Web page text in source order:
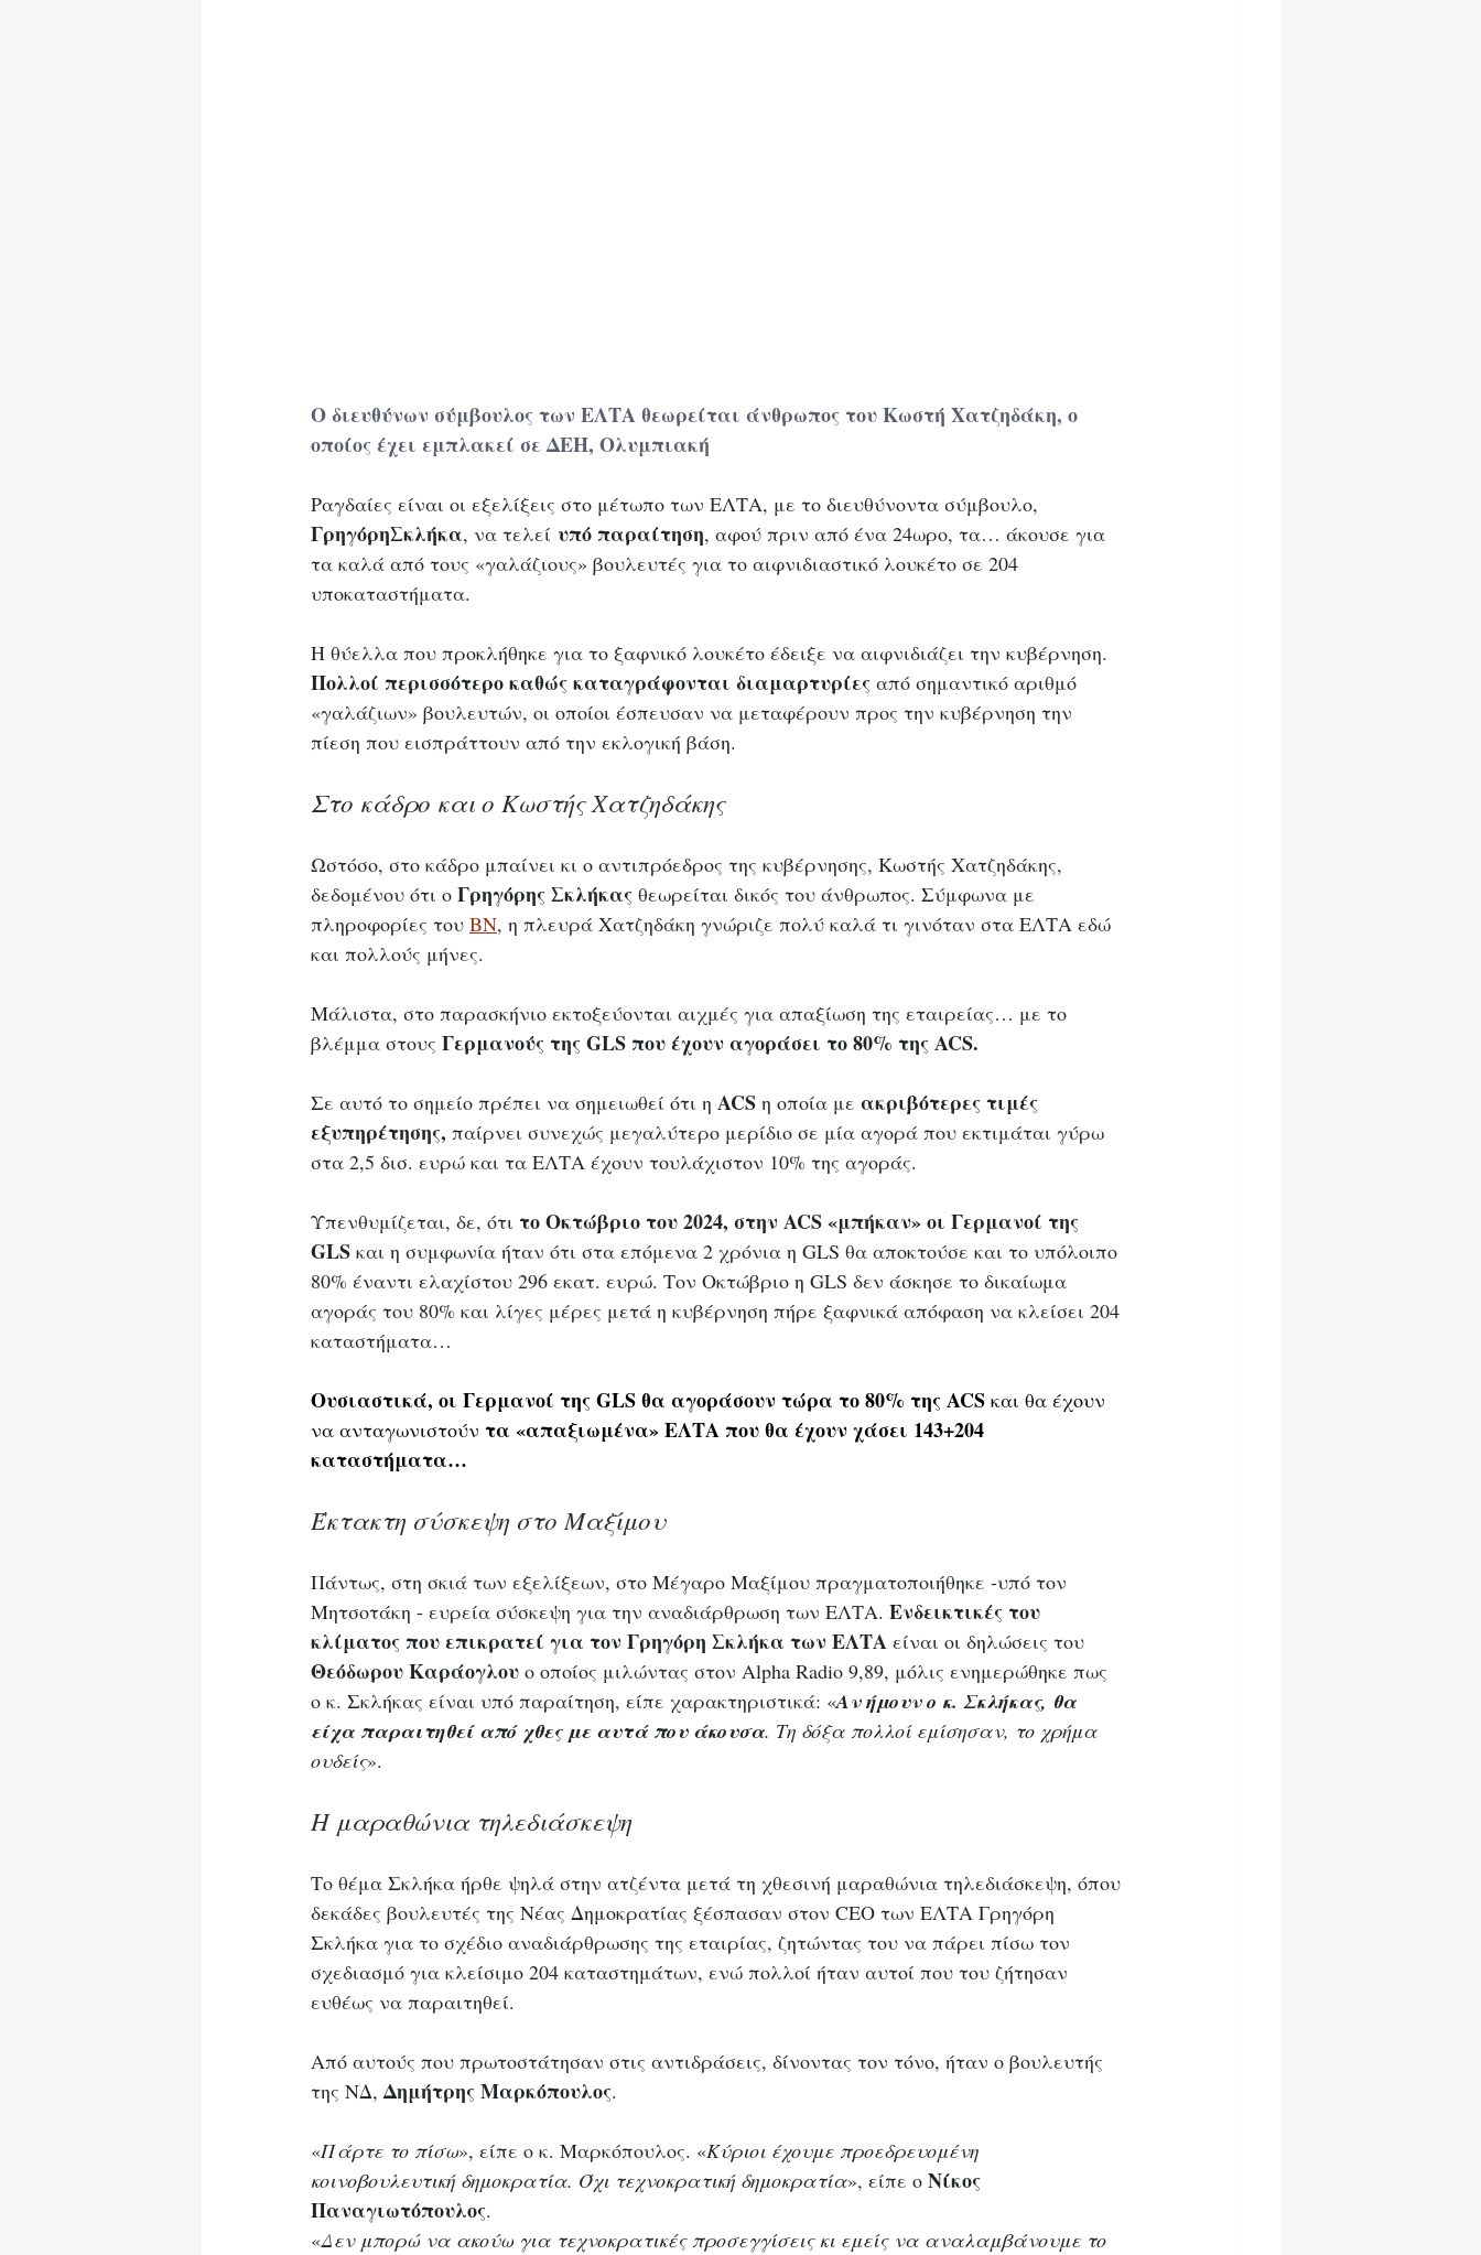
Ο διευθύνων σύμβουλος των ΕΛΤΑ θεωρείται άνθρωπος του Κωστή Χατζηδάκη, ο
οποίος έχει εμπλακεί σε ΔΕΗ, Ολυμπιακή
Ραγδαίες είναι οι εξελίξεις στο μέτωπο των ΕΛΤΑ, με το διευθύνοντα σύμβουλο,
ΓρηγόρηΣκλήκα, να τελεί υπόπαραίτηση, αφού πριν από ένα 24ωρο, τα… άκουσε για
τα καλά από τους «γαλάζιους» βουλευτές για το αιφνιδιαστικό λουκέτο σε 204
υποκαταστήματα.
Η θύελλα που προκλήθηκε για το ξαφνικό λουκέτο έδειξε να αιφνιδιάζει την κυβέρνηση.
Πολλοί περισσότερο καθώς καταγράφονται διαμαρτυρίες από σημαντικό αριθμό
«γαλάζιων» βουλευτών, οι οποίοι έσπευσαν να μεταφέρουν προς την κυβέρνηση την
πίεση που εισπράττουν από την εκλογική βάση.
Στο κάδρο και ο Κωστής Χατζηδάκης
Ωστόσο, στο κάδρο μπαίνει κι ο αντιπρόεδρος της κυβέρνησης, Κωστής Χατζηδάκης,
δεδομένου ότι ο ΓρηγόρηςΣκλήκας θεωρείται δικός του άνθρωπος. Σύμφωνα με
πληροφορίες του ΒΝ, η πλευρά Χατζηδάκη γνώριζε πολύ καλά τι γινόταν στα ΕΛΤΑ εδώ
και πολλούς μήνες.
Μάλιστα, στο παρασκήνιο εκτοξεύονται αιχμές για απαξίωση της εταιρείας… με το
βλέμμα στους Γερμανούς της GLS που έχουν αγοράσει το 80% της ACS.
Σε αυτό το σημείο πρέπει να σημειωθεί ότι η ACS η οποία με ακριβότερες τιμές
εξυπηρέτησης, παίρνει συνεχώς μεγαλύτερο μερίδιο σε μία αγορά που εκτιμάται γύρω
στα 2,5 δισ. ευρώ και τα ΕΛΤΑ έχουν τουλάχιστον 10% της αγοράς.
Υπενθυμίζεται, δε, ότι το Οκτώβριο του 2024, στην ACS«μπήκαν» οι Γερμανοί της
GLS και η συμφωνία ήταν ότι στα επόμενα 2 χρόνια η GLS θα αποκτούσε και το υπόλοιπο
80% έναντι ελαχίστου 296 εκατ. ευρώ. Τον Οκτώβριο η GLS δεν άσκησε το δικαίωμα
αγοράς του 80% και λίγες μέρες μετά η κυβέρνηση πήρε ξαφνικά απόφαση να κλείσει 204
καταστήματα…
Ουσιαστικά, οι Γερμανοί της GLS θα αγοράσουν τώρα το 80% της ACS και θα έχουν
να ανταγωνιστούν τα «απαξιωμένα» ΕΛΤΑ που θα έχουν χάσει 143+204
καταστήματα…
Έκτακτη σύσκεψη στο Μαξίμου
Πάντως, στη σκιά των εξελίξεων, στο Μέγαρο Μαξίμου πραγματοποιήθηκε -υπό τον
Μητσοτάκη - ευρεία σύσκεψη για την αναδιάρθρωση των ΕΛΤΑ. Ενδεικτικές του
κλίματος που επικρατεί για τον Γρηγόρη Σκλήκα των ΕΛΤΑ είναι οι δηλώσεις του
Θεόδωρου Καράογλου ο οποίος μιλώντας στον Alpha Radio 9,89, μόλις ενημερώθηκε πως
ο κ. Σκλήκας είναι υπό παραίτηση, είπε χαρακτηριστικά: «Αν ήμουν ο κ. Σκλήκας, θα
είχα παραιτηθεί από χθες με αυτά που άκουσα. Τη δόξα πολλοί εμίσησαν, το χρήμα
ουδείς».
Η μαραθώνια τηλεδιάσκεψη
Το θέμα Σκλήκα ήρθε ψηλά στην ατζέντα μετά τη χθεσινή μαραθώνια τηλεδιάσκεψη, όπου
δεκάδες βουλευτές της Νέας Δημοκρατίας ξέσπασαν στον CEO των ΕΛΤΑ Γρηγόρη
Σκλήκα για το σχέδιο αναδιάρθρωσης της εταιρίας, ζητώντας του να πάρει πίσω τον
σχεδιασμό για κλείσιμο 204 καταστημάτων, ενώ πολλοί ήταν αυτοί που του ζήτησαν
ευθέως να παραιτηθεί.
Από αυτούς που πρωτοστάτησαν στις αντιδράσεις, δίνοντας τον τόνο, ήταν ο βουλευτής
της ΝΔ, Δημήτρης Μαρκόπουλος.
«Πάρτε το πίσω», είπε ο κ. Μαρκόπουλος. «Κύριοι έχουμε προεδρευομένη
κοινοβουλευτική δημοκρατία. Όχι τεχνοκρατική δημοκρατία», είπε ο Νίκος
Παναγιωτόπουλος.
«Δεν μπορώ να ακούω για τεχνοκρατικές προσεγγίσεις κι εμείς να αναλαμβάνουμε το